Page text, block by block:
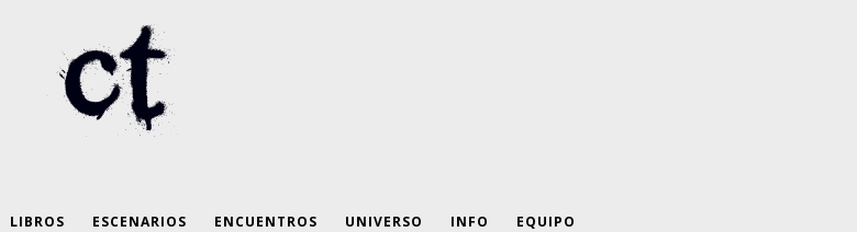
LIBROS ESCENARIOS ENCUENTROS UNIVERSO INFO EQUIPO